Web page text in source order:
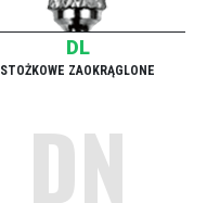
DL
STOŻKOWE ZAOKRĄGLONE
DN